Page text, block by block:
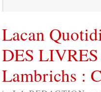
Lacan
DES
Lambrichs :